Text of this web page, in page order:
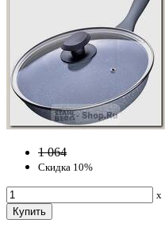
1 064
Скидка 10%
x